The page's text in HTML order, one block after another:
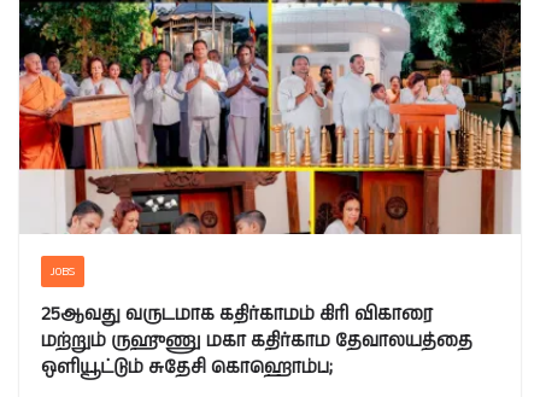
JOBS
25ஆவது வருடமாக கதிர்காமம் கிரி விகாரை
மற்றும் ருஹுணு மகா கதிர்காம தேவாலயத்தை
ஒளியூட்டும் சுதேசி கொஹொம்ப;